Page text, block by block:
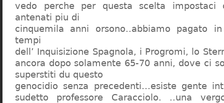
vedo perche per questa scelta
antenati piu di
cinquemila anni orsono..abbiamo pagato
tempi
dell’ Inquisizione Spagnola, i Progromi, lo
ancora dopo solamente 65-70 anni, dove ci
superstiti du questo
genocidio senza precedenti…esiste gente
sudetto professore Caracciolo. ..una